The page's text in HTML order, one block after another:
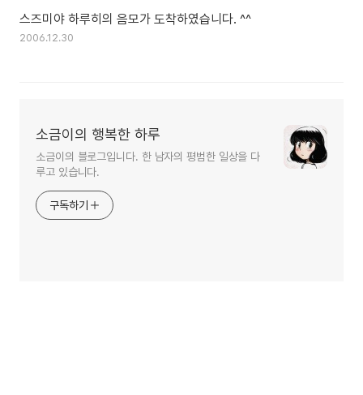
스즈미야 하루히의 음모가 도착하였습니다. ^^
2006.12.30
소금이의 행복한 하루
소금이의 블로그입니다. 한 남자의 평범한 일상을 다
루고 있습니다.
구독하기